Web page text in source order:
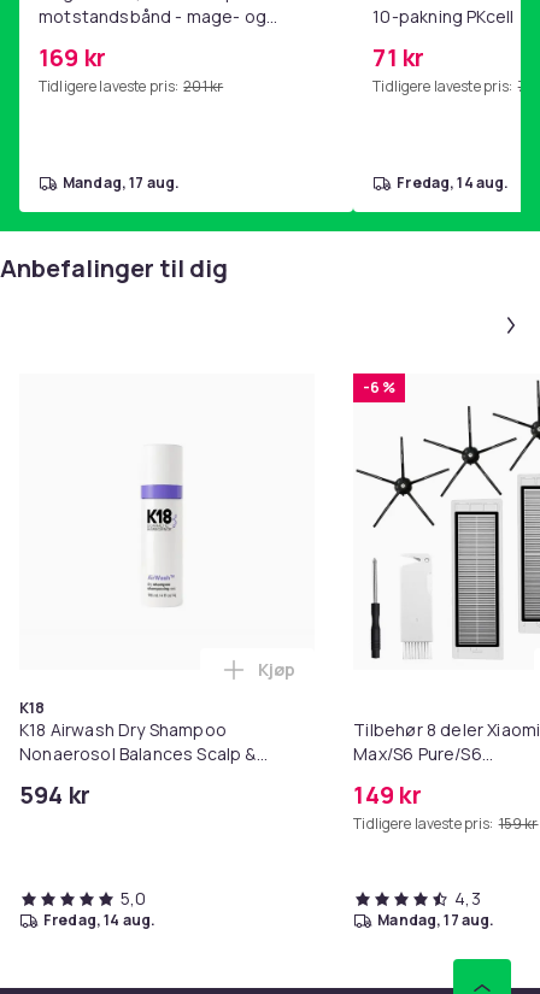
motstandsbånd - mage- og
hjemmegymnastikk Pink
169 kr
Tidligere laveste pris: 201 kr
mandag, 17 aug.
10-pakning PKcell
71 kr
Tidligere laveste pris: 76
fredag, 14 aug.
Anbefalinger til dig
K18
K18 Airwash Dry Shampoo
Nonaerosol Balances Scalp &
594 kr
Legg K18 Airwash Dry
Kjøp
5,0
fredag, 14 aug.
-6 %
Tilbehør 8 deler
Max/S6 Pure/S6
149 kr
Tidligere laveste pris: 159 kr
4,3
mandag, 17 aug.